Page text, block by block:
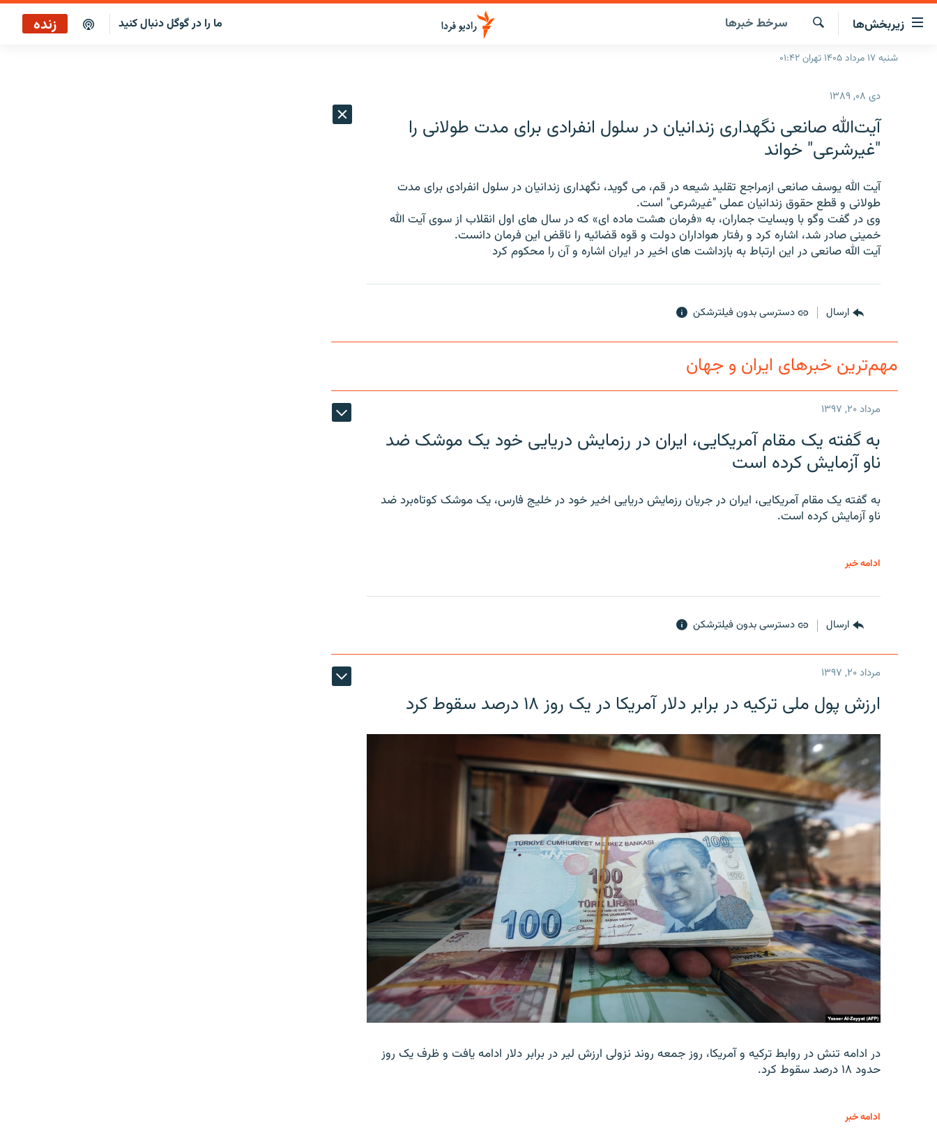
لینک‌های
قابلیت
دسترسی
زیربخش‌ها
صفحه اصلی
انتخاب کنید و بشنوید
برنامه‌های رادیویی
چندرسانه‌ای
گزارش‌های تصویری
گزارش‌های ویدئویی
جستجو
سرخط‌ خبرها ما را در گوگل دنبال کنید زنده
شنبه ۱۷ مرداد ۱۴۰۵ تهران ۰۱:۴۲
دی ۰۸, ۱۳۸۹
آیت‌الله صانعی نگهداری زندانیان در سلول انفرادی برای مدت طولانی را
"غیرشرعی" خواند
آیت الله یوسف صانعی ازمراجع تقلید شیعه در قم، می گوید، نگهداری زندانیان در سلول انفرادی برای مدت
طولانی و قطع حقوق زندانیان عملی "غیرشرعی" است.
وی در گفت وگو با وبسایت جماران، به «فرمان هشت ماده ای» که در سال های اول انقلاب از سوی آیت الله
خمینی صادر شد، اشاره کرد و رفتار هواداران دولت و قوه قضائیه را ناقض این فرمان دانست.
آیت الله صانعی در این ارتباط به بازداشت های اخیر در ایران اشاره و آن را محکوم کرد
ارسال دسترسی بدون فیلترشکن
مهم‌ترین خبرهای ایران و جهان
مرداد ۲۰, ۱۳۹۷
به گفته یک مقام آمریکایی، ایران در رزمایش دریایی خود یک موشک ضد
ناو آزمایش کرده است
به گفته یک مقام آمریکایی، ایران در جریان رزمایش دریایی اخیر خود در خلیج فارس، یک موشک کوتاه‌برد ضد
ناو آزمایش کرده است.
ادامه خبر
ارسال دسترسی بدون فیلترشکن
مرداد ۲۰, ۱۳۹۷
ارزش پول ملی ترکیه در برابر دلار آمریکا در یک روز ۱۸ درصد سقوط کرد
در ادامه تنش در روابط ترکیه و آمریکا، روز جمعه روند نزولی ارزش لیر در برابر دلار ادامه یافت و ظرف یک روز
حدود ۱۸ درصد سقوط کرد.
ادامه خبر